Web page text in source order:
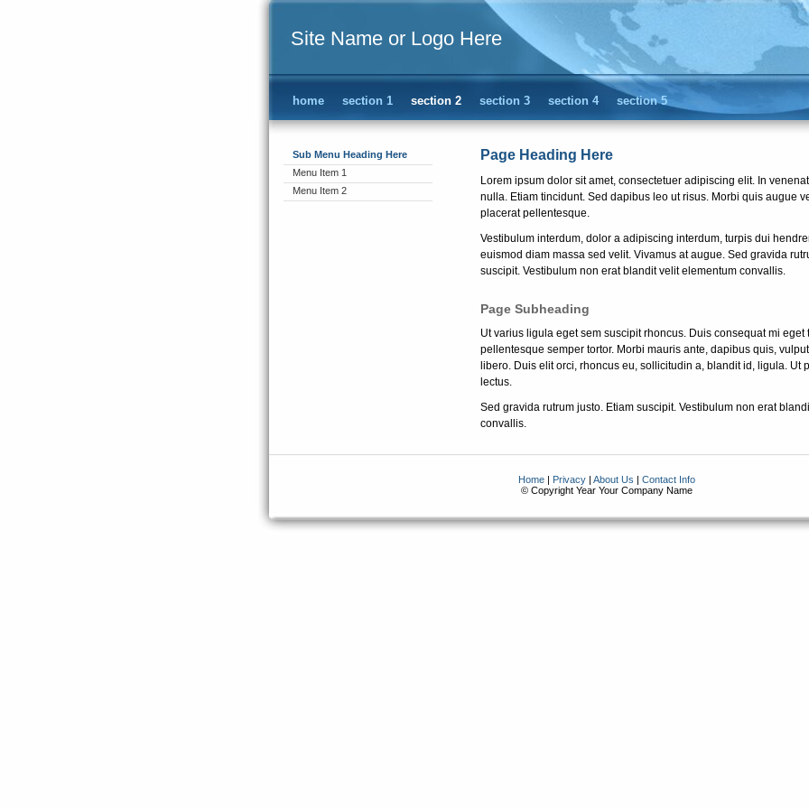
Site Name or Logo Here
home section 1 section 2 section 3 section 4 section 5
Sub Menu Heading Here
Menu Item 1
Menu Item 2
Page Heading Here
Lorem ipsum dolor sit amet, consectetuer adipiscing elit. In
nulla. Etiam tincidunt. Sed dapibus leo ut risus. Morbi quis augue
placerat pellentesque.
Vestibulum interdum, dolor a adipiscing interdum, turpis dui
euismod diam massa sed velit. Vivamus at augue. Sed gravida
suscipit. Vestibulum non erat blandit velit elementum convallis.
Page Subheading
Ut varius ligula eget sem suscipit rhoncus. Duis consequat mi eget
pellentesque semper tortor. Morbi mauris ante, dapibus quis,
libero. Duis elit orci, rhoncus eu, sollicitudin a, blandit id, ligula. Ut
lectus.
Sed gravida rutrum justo. Etiam suscipit. Vestibulum non erat
convallis.
Home | Privacy | About Us | Contact Info
© Copyright Year Your Company Name